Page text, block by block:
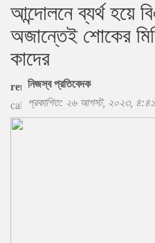
আন্দোলনে ব্যর্থ হয়ে
অজান্তেই শোকের
কাদের
নিজস্ব প্রতিবেদক
প্রকাশিত: ২৬ আগস্ট, ২০২৩,